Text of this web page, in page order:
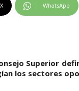
X WhatsApp
Superior
los sectores